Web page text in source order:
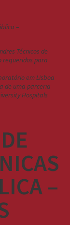
Técnicos de
requeridos para
em Lisboa
de uma parceria
Hospitals
–